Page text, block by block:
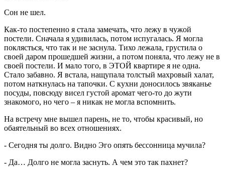
Сон не шел.
Как-то постепенно я стала замечать, что лежу в чужой
постели. Сначала я удивилась, потом испугалась. Я могла
поклясться, что так и не заснула. Тихо лежала, грустила о
своей даром прошедшей жизни, а потом поняла, что лежу не в
своей постели. И мало того, в ЭТОЙ квартире я не одна.
Стало забавно. Я встала, нащупала толстый махровый халат,
потом наткнулась на тапочки. С кухни доносилось звяканье
посуды, повсюду висел густой аромат чего-то до жути
знакомого, но чего – я никак не могла вспомнить.
На встречу мне вышел парень, не то, чтобы красивый, но
обаятельный во всех отношениях.
- Сегодня ты долго. Видно Эго опять бессонница мучила?
- Да… Долго не могла заснуть. А чем это так пахнет?